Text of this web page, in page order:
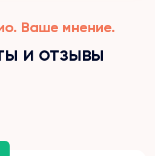
Ваше мнение.
и отзывы